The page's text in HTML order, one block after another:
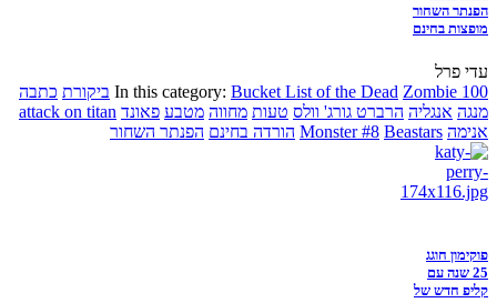
הפנתר השחור
מופצות בחינם
עדי פרל
In this category: Bucket List of the Dead Zombie 100 ביקורת כתבה
מנגה אנגליה הרברט גורג' וולס טעות מחווה מטבע פאונד attack on titan
אנימה
Monster #8 Beastars הורדה בחינם הפנתר השחור
פוקימון חוגג
25 שנה עם
קליפ חדש של